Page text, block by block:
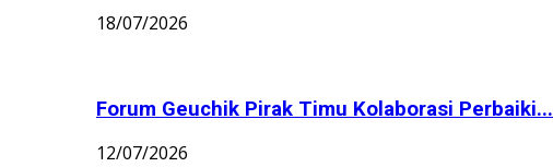
18/07/2026
Forum Geuchik Pirak Timu Kolaborasi Perbaiki...
12/07/2026